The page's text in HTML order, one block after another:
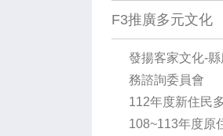
F3推廣多元文化
發揚客家文化-
務諮詢委員會
112年度新住民
108~113年度原